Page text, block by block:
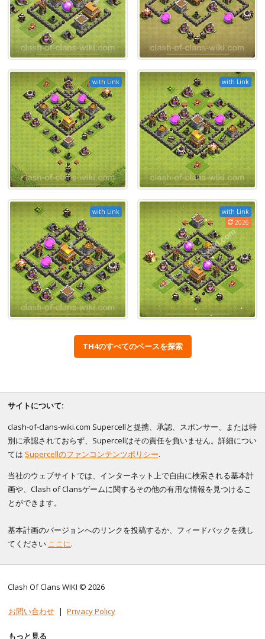
with Link with Link
with Link
with Link
2026
TH4のすべてのベースを探索
サイトについて:
clash-of-clans-wiki.com Supercellと提携、承認、スポンサー、または特
別に承認されておらず、Supercellはその責任を負いません。詳細につい
ては Supercellのファンコンテンツポリシー.
当社のウェブサイトでは、インターネット上で自由に検索される基本計
画や、Clash of Clansゲームに関するその他の有用な情報を見つけるこ
とができます。
基本計画のバージョンへのリンクを投稿するか、フィードバックを残し
てください ここに.
Clash Of Clans WIKI © 2026
お問い合わせ | Privacy Policy
もっと見る